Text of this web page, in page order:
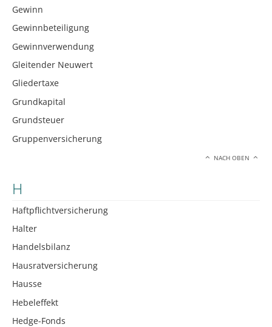
Gewinn
Gewinnbeteiligung
Gewinnverwendung
Gleitender Neuwert
Gliedertaxe
Grundkapital
Grundsteuer
Gruppenversicherung
NACH OBEN
H
Haftpflichtversicherung
Halter
Handelsbilanz
Hausratversicherung
Hausse
Hebeleffekt
Hedge-Fonds